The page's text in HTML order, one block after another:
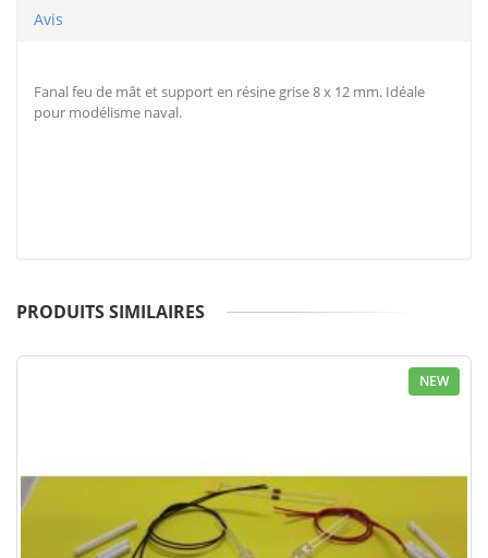
Avis
Fanal feu de mât et support en résine grise 8 x 12 mm. Idéale
pour modélisme naval.
PRODUITS SIMILAIRES
NEW